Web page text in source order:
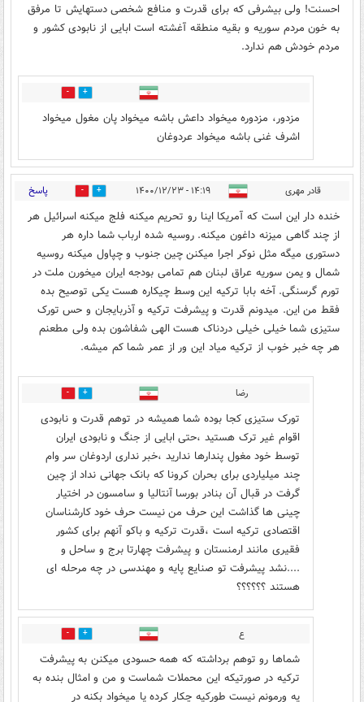
احسنت! ولی بیشرفی که برای قدرت و منافع شخصی دستهایش تا مرفق
به خون مردم سوریه و بقیه منطقه آغشته است ابایی از نابودی کشور و
مردم خودش هم ندارد.
20
مزدور، مزدوره میخواد داعش باشه میخواد پان مغول میخواد
اشرف غنی باشه میخواد عردوغان
قادر مهری ۱۴:۱۹ - ۱۴۰۰/۱۲/۲۳ 16 پاسخ
خنده دار این است که آمریکا اینا رو تحریم میکنه فلج میکنه اسرائیل هر
از چند گاهی میزنه داغون میکنه. روسیه شده ارباب شما داره هر
دستوری میگه مثل نوکر اجرا میکنن چین جنوب و چپاول میکنه روسیه
شمال و یمن سوریه عراق لبنان هم تمامی بودجه ایران میخورن ملت در
تورم گرسنگی. آخه بابا ترکیه این وسط چیکاره هست یکی توصیح بده
فقط من این. میدونم قدرت و پیشرفت ترکیه و آذربایجان و حس تورک
ستیزی شما خیلی خیلی دردناک هست الهی شفاشون بده ولی مطعنم
هر چه خبر خوب از ترکیه میاد این ور از عمر شما کم میشه.
رضا 25
تورک ستیزی کجا بوده شما همیشه در توهم قدرت و نابودی
اقوام غیر ترک هستید ،حتی ابایی از جنگ و نابودی ایران
توسط خود مغول پندارها ندارید ،خبر نداری اردوغان سر وام
چند میلیاردی برای بحران کرونا که بانک جهانی نداد از چین
گرفت در قبال آن بنادر بورسا آنتالیا و سامسون در اختیار
چینی ها گذاشت این حرف من نیست حرف خود کارشناسان
اقتصادی ترکیه است ،قدرت ترکیه و باکو آنهم برای کشور
فقیری مانند ارمنستان و پیشرفت چهارتا برج و ساحل و
....نشد پیشرفت تو صنایع پایه و مهندسی در چه مرحله ای
هستند ؟؟؟؟؟؟
ع 30
شماها رو توهم برداشته که همه حسودی میکنن به پیشرفت
ترکیه در صورتیکه این محملات شماست و من و امثال بنده به
یه ورمونم نیست طورکیه چکار کرده یا میخواد بکنه در